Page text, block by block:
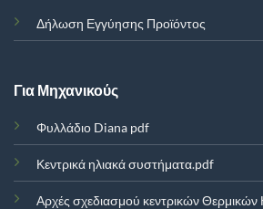
Δήλωση Εγγύησης Προϊόντος
Για Μηχανικούς
Φυλλάδιο Diana pdf
Κεντρικά ηλιακά συστήματα.pdf
Αρχές σχεδιασμού κεντρικών Θερμικών